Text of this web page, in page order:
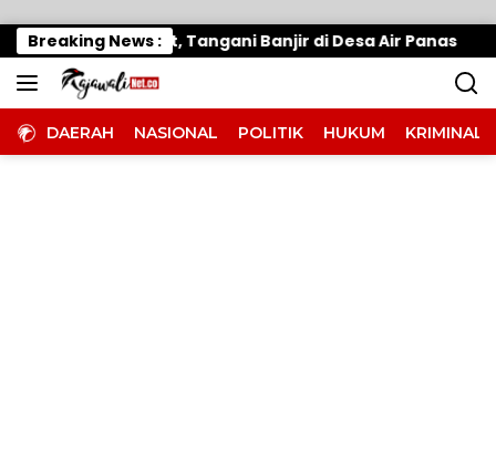
Breaking News :
Gerak Cepat, Tangani Banjir di Desa Air Panas
DAERAH NASIONAL POLITIK HUKUM KRIMINAL